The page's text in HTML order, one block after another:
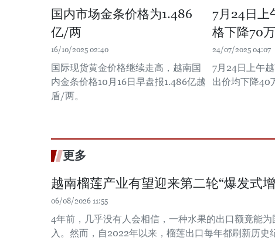
国内市场金条价格为1.486
亿/两
16/10/2025 02:40
国际现货黄金价格继续走高，越南国
内金条价格10月16日早盘报1.486亿越
盾/两。
7月24日上
格下降70
24/07/2025 04:07
7月24日上午
出价均下降40
更多
越南榴莲产业有望迎来第二轮“爆发式
06/08/2026 11:55
4年前，几乎没有人会相信，一种水果的出口额竟能
入。然而，自2022年以来，榴莲出口每年都刷新历史